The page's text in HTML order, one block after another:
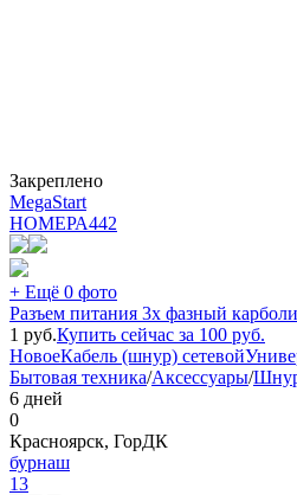
Закреплено
MegaStart
НОМЕРА442
+ Ещё 0 фото
Разъем питания 3х фазный
1 руб.Купить сейчас за 100 руб.
НовоеКабель (шнур) сетевой
Бытовая техника/Аксессуары/
6 дней
0
Красноярск, ГорДК
бурнаш
13